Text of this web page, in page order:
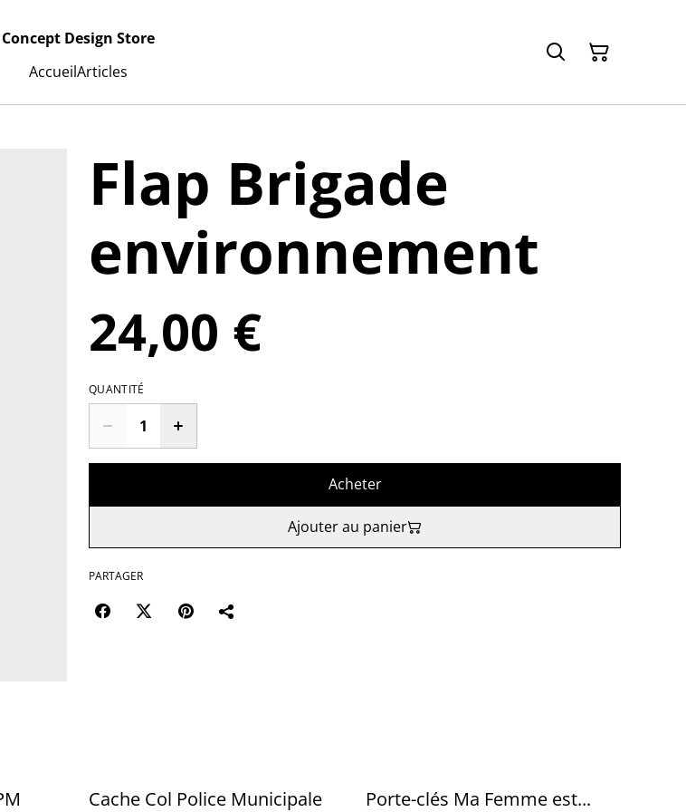
Concept Design Store
AccueilArticles
Flap Brigade
environnement
24,00 €
QUANTITÉ
Acheter
Ajouter au panier
PARTAGER
Cache Col Police Municipale
%
Porte-clés Ma Femme est...